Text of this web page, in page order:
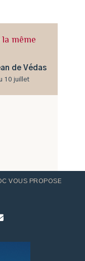
même
de Védas
10 juillet
VOUS PROPOSE